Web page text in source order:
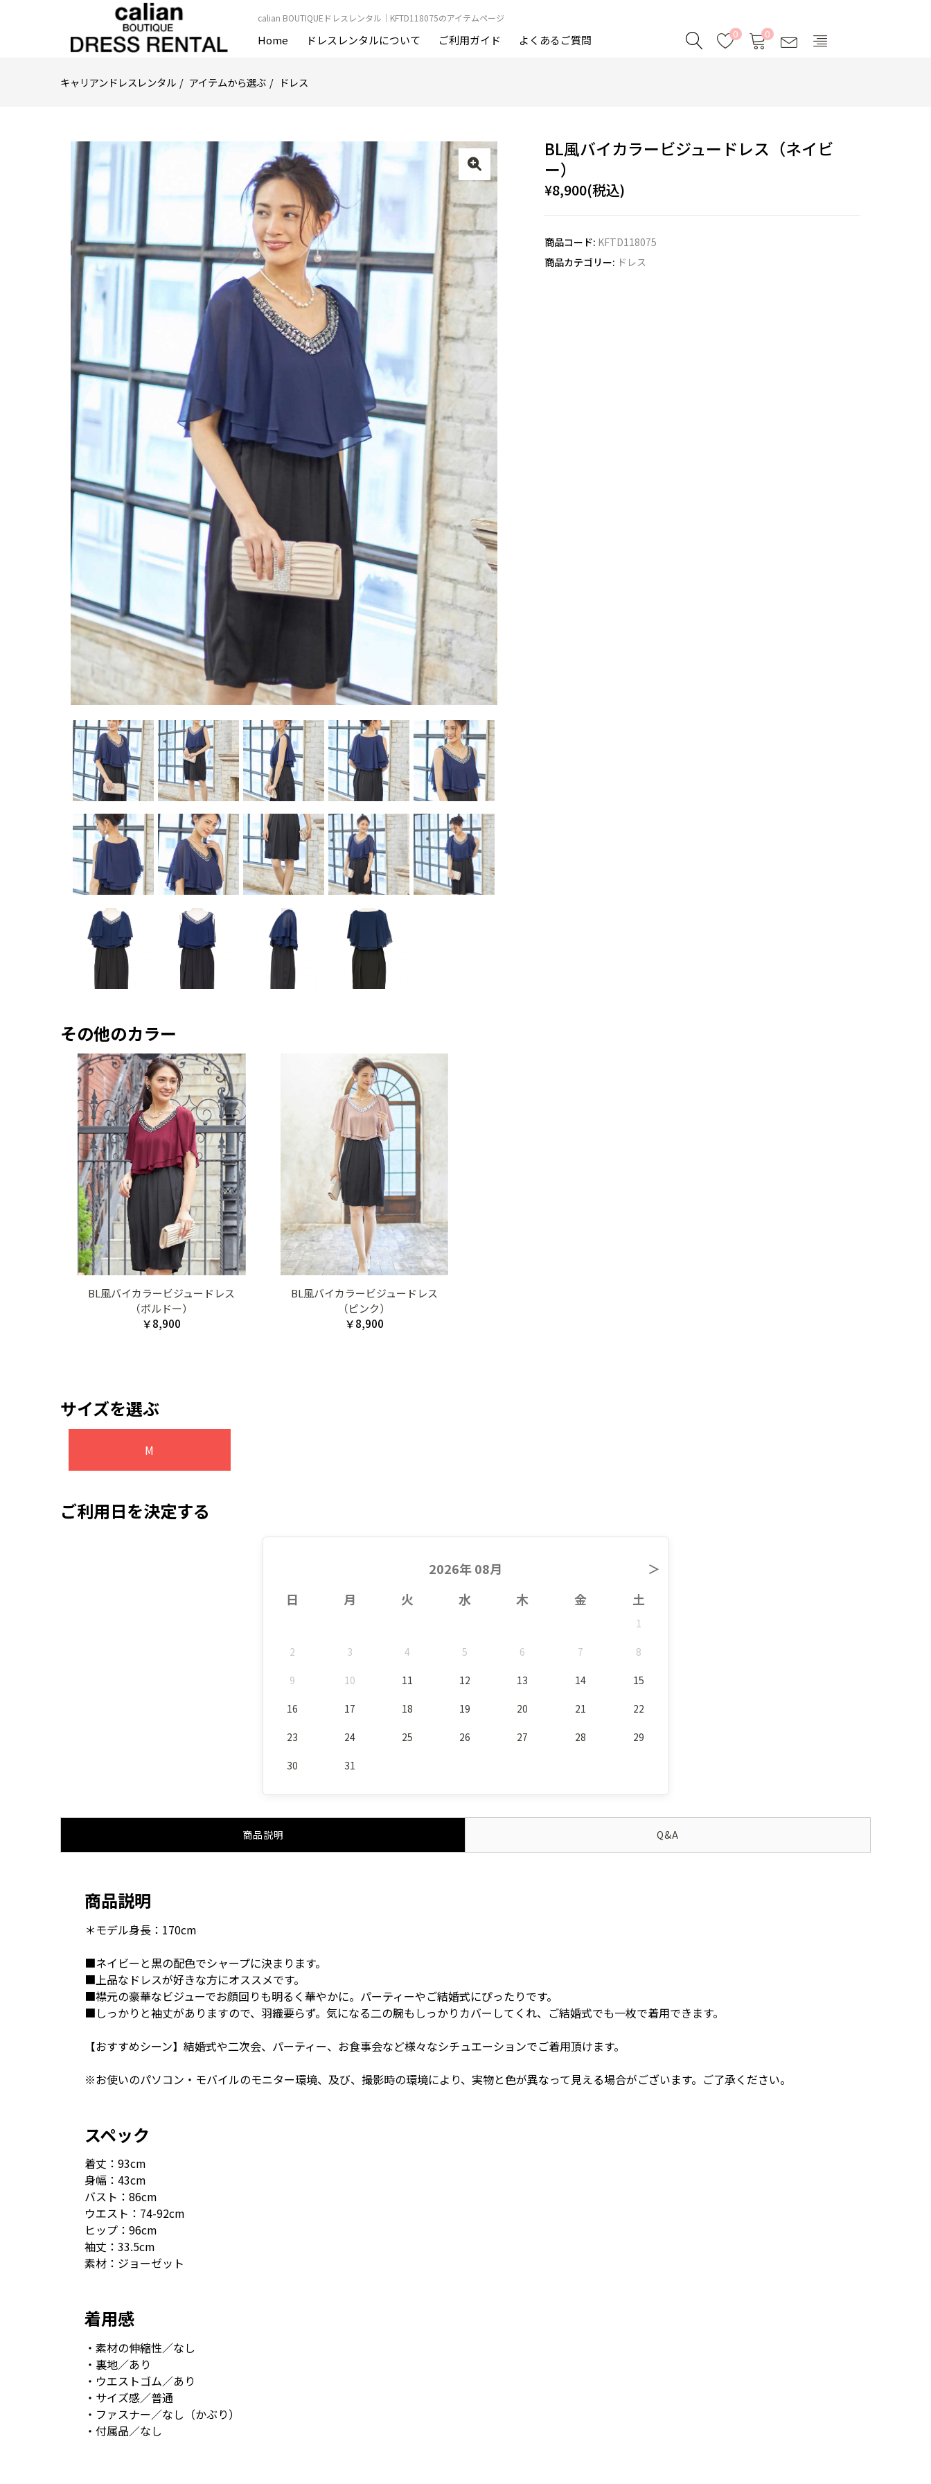
calian BOUTIQUEドレスレンタル｜KFTD118075のアイテムページ
Home ドレスレンタルについて ご利用ガイド よくあるご質問 0 0
キャリアンドレスレンタル アイテムから選ぶ ドレス
BL風バイカラービジュードレス（ネイビ
ー）
¥8,900(税込)
商品コード: KFTD118075
商品カテゴリー: ドレス
その他のカラー
BL風バイカラービジュードレス
（ボルドー）
￥8,900
BL風バイカラービジュードレス
（ピンク）
￥8,900
サイズを選ぶ
M
ご利用日を決定する
2026年 08月
＞
日
月 火 水 木 金 土
1
2 3 4 5 6 7 8
9 10 11 12 13 14 15
16 17 18 19 20 21 22
23 24 25 26 27 28 29
30 31
商品説明 Q&A
商品説明
＊モデル身長：170cm
■ネイビーと黒の配色でシャープに決まります。
■上品なドレスが好きな方にオススメです。
■襟元の豪華なビジューでお顔回りも明るく華やかに。パーティーやご結婚式にぴったりです。
■しっかりと袖丈がありますので、羽織要らず。気になる二の腕もしっかりカバーしてくれ、ご結婚式でも一枚で着用できます。
【おすすめシーン】結婚式や二次会、パーティー、お食事会など様々なシチュエーションでご着用頂けます。
※お使いのパソコン・モバイルのモニター環境、及び、撮影時の環境により、実物と色が異なって見える場合がございます。ご了承ください。
スペック
着丈：93cm
身幅：43cm
バスト：86cm
ウエスト：74-92cm
ヒップ：96cm
袖丈：33.5cm
素材：ジョーゼット
着用感
・素材の伸縮性／なし
・裏地／あり
・ウエストゴム／あり
・サイズ感／普通
・ファスナー／なし（かぶり）
・付属品／なし